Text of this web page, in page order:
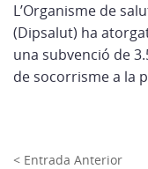
L’Organisme de
(Dipsalut) ha
una subvenció de
de socorrisme a la
< Entrada Anterior